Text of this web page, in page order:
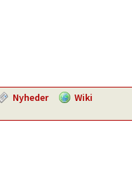
Nyheder Wiki